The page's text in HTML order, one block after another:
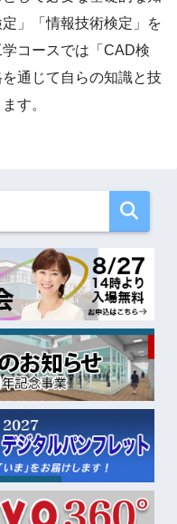
」「情報技術検定」を
コースでは「CAD検
通じて自らの知識と技
す。